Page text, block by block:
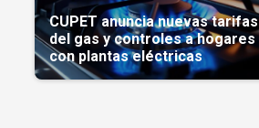
CUPET anuncia nuevas tarifas
del gas y controles a hogares
con plantas eléctricas